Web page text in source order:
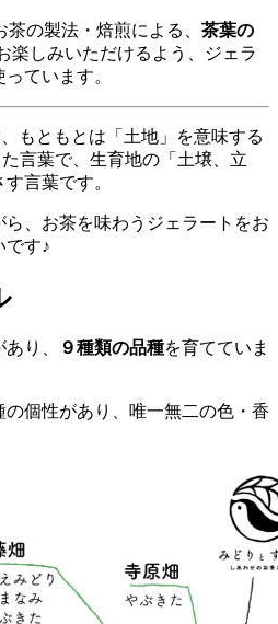
の製法・焙煎による、 茶葉の
楽しみいただけるよう、ジェラ
ています。
もともとは「土地」を意味する
言葉で、生育地の「土壌、立
言葉です。
、お茶を味わうジェラートをお
です♪
あり、 ９種類の品種を育てていま
個性があり、唯一無二の色・香